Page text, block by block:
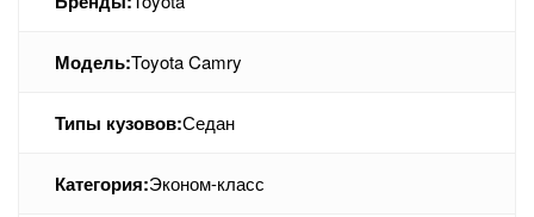
Модель:Toyota Camry
Типы кузовов:Седан
Категория:Эконом-класс